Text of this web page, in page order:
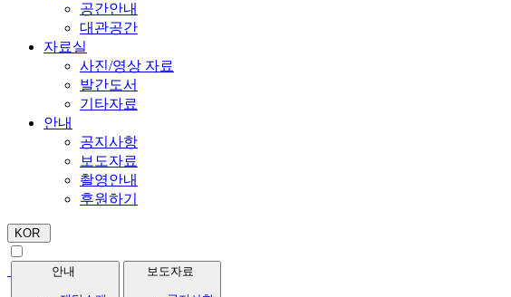
공간안내
대관공간
자료실
사진/영상 자료
발간도서
기타자료
안내
공지사항
보도자료
촬영안내
후원하기
KOR
안내 보도자료